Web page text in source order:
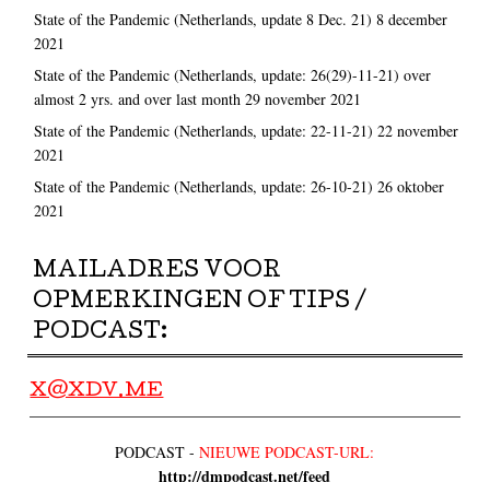
State of the Pandemic (Netherlands, update 8 Dec. 21) 8 december
2021
State of the Pandemic (Netherlands, update: 26(29)-11-21) over
almost 2 yrs. and over last month 29 november 2021
State of the Pandemic (Netherlands, update: 22-11-21) 22 november
2021
State of the Pandemic (Netherlands, update: 26-10-21) 26 oktober
2021
MAILADRES VOOR
OPMERKINGEN OF TIPS /
PODCAST:
X@XDV.ME
PODCAST -NIEUWE PODCAST-URL:
http://dmpodcast.net/feed